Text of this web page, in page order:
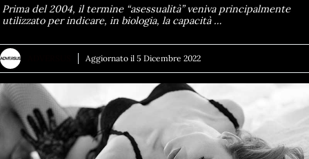
Prima del 2004, il termine “asessualità” veniva principalmente
utilizzato per indicare, in biologia, la capacità …
Aggiornato il 5 Dicembre 2022